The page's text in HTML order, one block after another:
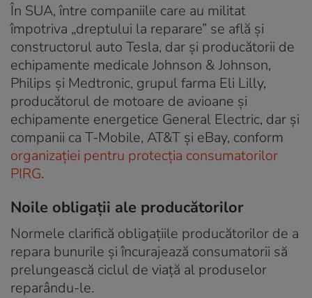
În SUA, între companiile care au militat
împotriva „dreptului la reparare” se află și
constructorul auto Tesla, dar și producătorii de
echipamente medicale Johnson & Johnson,
Philips și Medtronic, grupul farma Eli Lilly,
producătorul de motoare de avioane și
echipamente energetice General Electric, dar și
companii ca T-Mobile, AT&T și eBay, conform
organizației pentru protecția consumatorilor
PIRG.
Noile obligații ale producătorilor
Normele clarifică obligațiile producătorilor de a
repara bunurile și încurajează consumatorii să
prelungească ciclul de viață al produselor
reparându-le.